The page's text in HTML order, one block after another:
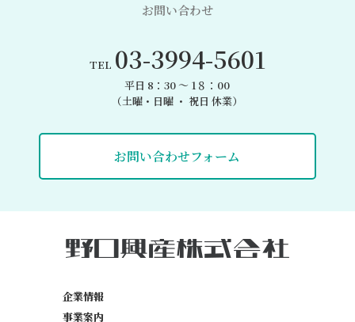
お問い合わせ
TEL 03-3994-5601
平日 8：30 〜 1８：00
（土曜・日曜 ・ 祝日 休業）
お問い合わせフォーム
企業情報
事業案内